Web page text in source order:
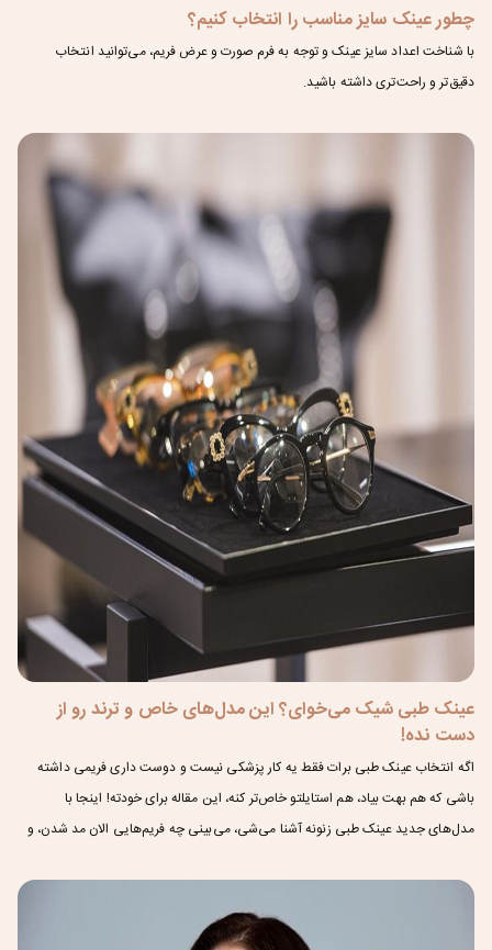
چطور عینک سایز مناسب را انتخاب کنیم؟
با شناخت اعداد سایز عینک و توجه به فرم صورت و عرض فریم، می‌توانید انتخاب
دقیق‌تر و راحت‌تری داشته باشید.
عینک طبی شیک می‌خوای؟ این مدل‌های خاص و ترند رو از
دست نده!
اگه انتخاب عینک طبی برات فقط یه کار پزشکی نیست و دوست داری فریمی داشته
باشی که هم بهت بیاد، هم استایلتو خاص‌تر کنه، این مقاله برای خودته! اینجا با
مدل‌های جدید عینک طبی زنونه آشنا می‌شی، می‌بینی چه فریم‌هایی الان مد شدن، و
شده